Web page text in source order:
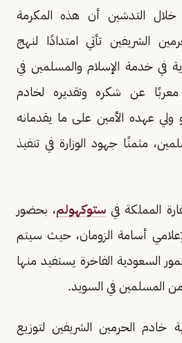
خلال التدشين أن هذه المكرمة
الشريفين تأتي امتدادًا لنهج
في خدمة الإسلام والمسلمين في
معربًا عن شكره وتقديره لخادم
ولي عهده الأمين على ما يقدمانه
مثمنًا جهود الوزارة في تنفيذ
المملكة في ستوكهولم، بحضور
أسامة الزومان، حيث سيتم
التمور السعودية الفاخرة يستفيد منها
خادم الحرمين الشريفين لتوزيع